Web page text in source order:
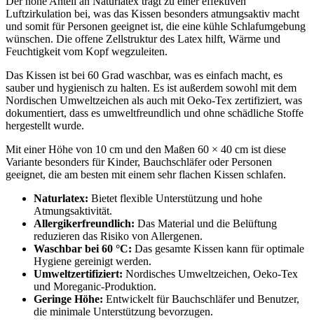
Luftzirkulation bei, was das Kissen besonders atmungsaktiv macht
und somit für Personen geeignet ist, die eine kühle Schlafumgebung
wünschen. Die offene Zellstruktur des Latex hilft, Wärme und
Feuchtigkeit vom Kopf wegzuleiten.
Das Kissen ist bei 60 Grad waschbar, was es einfach macht, es
sauber und hygienisch zu halten. Es ist außerdem sowohl mit dem
Nordischen Umweltzeichen als auch mit Oeko-Tex zertifiziert, was
dokumentiert, dass es umweltfreundlich und ohne schädliche Stoffe
hergestellt wurde.
Mit einer Höhe von 10 cm und den Maßen 60 × 40 cm ist diese
Variante besonders für Kinder, Bauchschläfer oder Personen
geeignet, die am besten mit einem sehr flachen Kissen schlafen.
Naturlatex: Bietet flexible Unterstützung und hohe
Atmungsaktivität.
Allergikerfreundlich: Das Material und die Belüftung
reduzieren das Risiko von Allergenen.
Waschbar bei 60 °C: Das gesamte Kissen kann für optimale
Hygiene gereinigt werden.
Umweltzertifiziert: Nordisches Umweltzeichen, Oeko-Tex
und Moreganic-Produktion.
Geringe Höhe: Entwickelt für Bauchschläfer und Benutzer,
die minimale Unterstützung bevorzugen.